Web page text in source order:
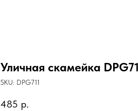
Уличная скамейка
SKU: DPG711
485 р.